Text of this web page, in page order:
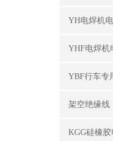
YH电焊机
YHF电焊机
YBF行车专
架空绝缘线
KGG硅橡